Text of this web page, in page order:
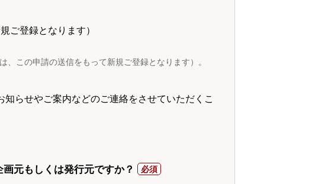
ご登録となります）
この申請の送信をもって新規ご登録となります）。
らせやご案内などのご連絡をさせていただくこ
元もしくは発行元ですか？